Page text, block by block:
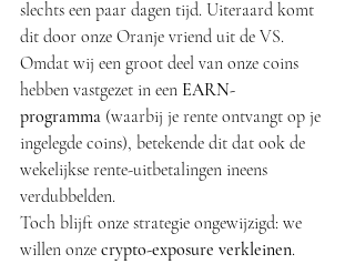
slechts een paar dagen tijd. Uiteraard komt
dit door onze Oranje vriend uit de VS.
Omdat wij een groot deel van onze coins
hebben vastgezet in een EARN-
programma (waarbij je rente ontvangt op je
ingelegde coins), betekende dit dat ook de
wekelijkse rente-uitbetalingen ineens
verdubbelden.
Toch blijft onze strategie ongewijzigd: we
willen onze crypto-exposure verkleinen.